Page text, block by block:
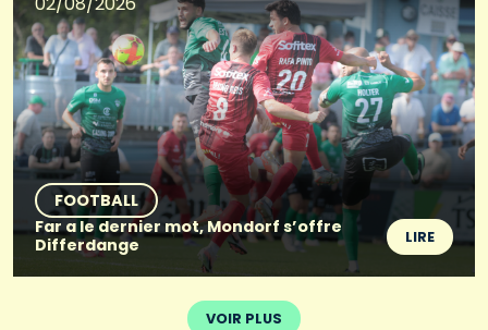
FOOTBALL
Far a le dernier mot, Mondorf s’offre
Differdange
LIRE
VOIR PLUS